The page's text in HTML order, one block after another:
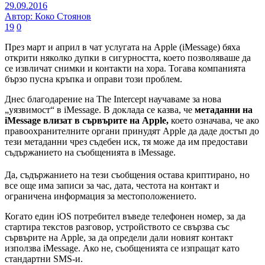
29.09.2016
Автор: Коко Стоянов
19 0
През март и април в чат услугата на Apple (iMessage) бяха
открити няколко дупки в сигурността, което позволяваше да
се извличат снимки и контакти на хора. Тогава компанията
бързо пусна кръпка и оправи този проблем.
Днес благодарение на The Intercept научаваме за нова
„уязвимост“ в iMessаge. В доклада се казва, че метаданни на
iMessage влизат в сървърите на Apple, което означава, че ако
правоохранителните органи принудят Apple да даде достъп до
тези метаданни чрез съдебен иск, тя може да им предостави
съдържанието на съобщенията в iMessаge.
Да, съдържанието на тези съобщения остава криптирано, но
все още има записи за час, дата, честота на контакт и
ограничена информация за местоположението.
Когато един iOS потребител въведе телефонен номер, за да
стартира текстов разговор, устройството се свързва със
сървърите на Apple, за да определи дали новият контакт
използва iMessage. Ако не, съобщенията се изпращат като
стандартни SMS-и.